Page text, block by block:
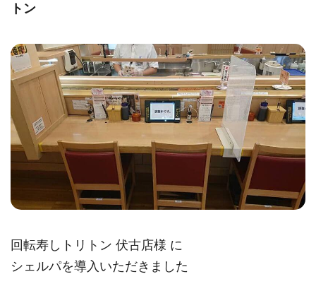
トン
回転寿しトリトン 伏古店様 に
シェルパを導入いただきました